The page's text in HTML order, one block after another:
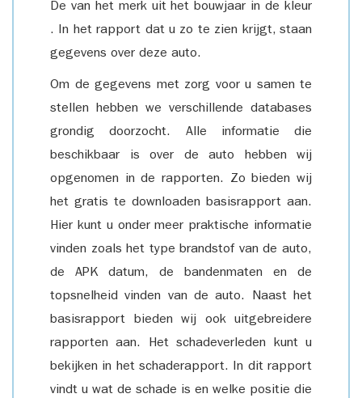
De van het merk uit het bouwjaar in de kleur
. In het rapport dat u zo te zien krijgt, staan
gegevens over deze auto.
Om de gegevens met zorg voor u samen te
stellen hebben we verschillende databases
grondig doorzocht. Alle informatie die
beschikbaar is over de auto hebben wij
opgenomen in de rapporten. Zo bieden wij
het gratis te downloaden basisrapport aan.
Hier kunt u onder meer praktische informatie
vinden zoals het type brandstof van de auto,
de APK datum, de bandenmaten en de
topsnelheid vinden van de auto. Naast het
basisrapport bieden wij ook uitgebreidere
rapporten aan. Het schadeverleden kunt u
bekijken in het schaderapport. In dit rapport
vindt u wat de schade is en welke positie die